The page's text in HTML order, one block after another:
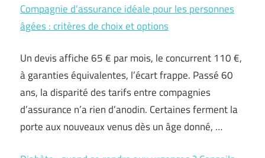
Compagnie d’assurance idéale pour les personnes
âgées : critères de choix et options
Un devis affiche 65 € par mois, le concurrent 110 €,
à garanties équivalentes, l’écart frappe. Passé 60
ans, la disparité des tarifs entre compagnies
d’assurance n’a rien d’anodin. Certaines ferment la
porte aux nouveaux venus dès un âge donné, …